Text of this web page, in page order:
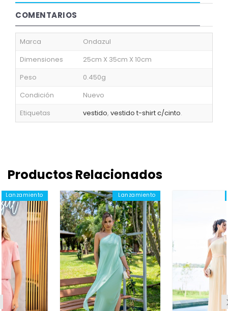
COMENTARIOS
Marca
Ondazul
Dimensiones
25cm X 35cm X 10cm
Peso
0.450g
Condición
Nuevo
Etiquetas
vestido, vestido t-shirt c/cinto.
Productos Relacionados
Lanzamiento